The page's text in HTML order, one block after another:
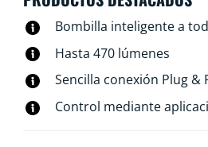
Bombilla inteligente a
Hasta 470 lúmenes
Sencilla conexión Plug &
Control mediante